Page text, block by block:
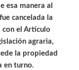
esa manera al
cancelada la
con el Artículo
agraria,
la propiedad
en turno.